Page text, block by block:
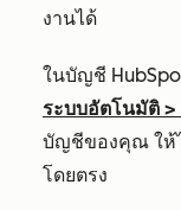
งานได้
ในบัญชี
ระบบอัตโนมัติ >
บัญชีของคุณ ให้
โดยตรง